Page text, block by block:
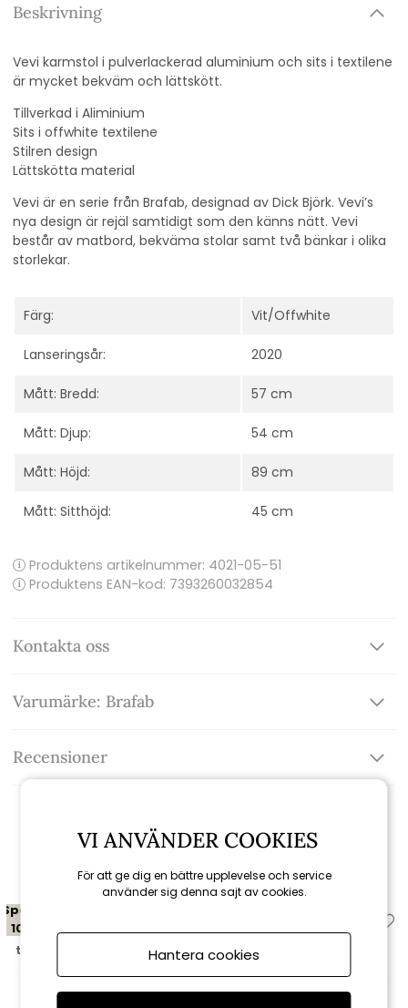
Beskrivning
Vevi karmstol i pulverlackerad aluminium och sits i textilene
är mycket bekväm och lättskött.
Tillverkad i Aliminium
Sits i offwhite textilene
Stilren design
Lättskötta material
Vevi är en serie från Brafab, designad av Dick Björk. Vevi’s
nya design är rejäl samtidigt som den känns nätt. Vevi
består av matbord, bekväma stolar samt två bänkar i olika
storlekar.
Färg: Vit/Offwhite
Lanseringsår: 2020
Mått: Bredd: 57 cm
Mått: Djup: 54 cm
Mått: Höjd: 89 cm
Mått: Sitthöjd: 45 cm
Produktens artikelnummer: 4021-05-51
Produktens EAN-kod: 7393260032854
Kontakta oss
Varumärke: Brafab
Recensioner
Relaterade produkter
Spara
10%
till 16/8
10%
till 16/8
VI ANVÄNDER COOKIES
För att ge dig en bättre upplevelse och service
använder sig denna sajt av cookies.
Hantera cookies